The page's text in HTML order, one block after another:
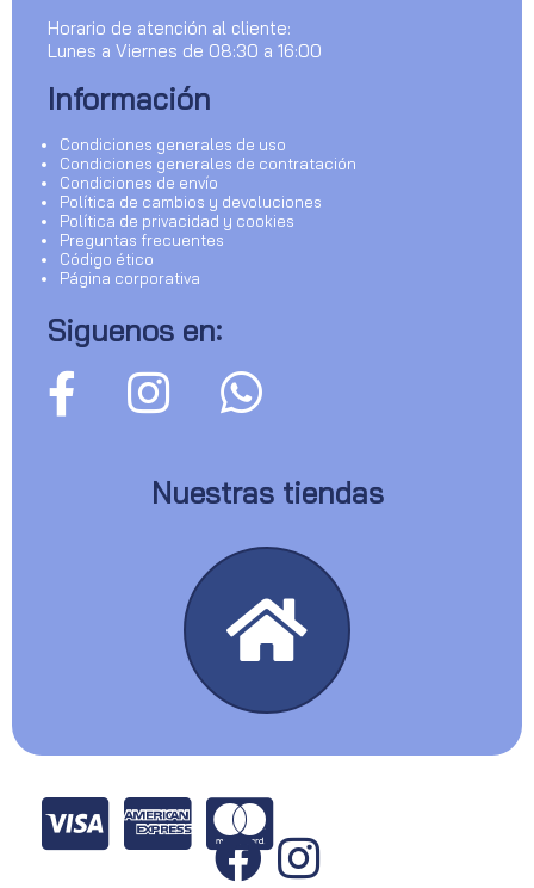
Horario de atención al cliente:
Lunes a Viernes de 08:30 a 16:00
Información
Condiciones generales de uso
Condiciones generales de contratación
Condiciones de envío
Política de cambios y devoluciones
Política de privacidad y cookies
Preguntas frecuentes
Código ético
Página corporativa
Siguenos en:
Nuestras tiendas